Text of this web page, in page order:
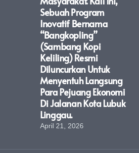
Sebuah Program
Inovatif Bernama
“Bangkopling”
(Sambang Kopi
Keliling) Resmi
Diluncurkan Untuk
Menyentuh Langsung
Para Pejuang Ekonomi
Di Jalanan Kota Lubuk
Linggau.
April 21, 2026